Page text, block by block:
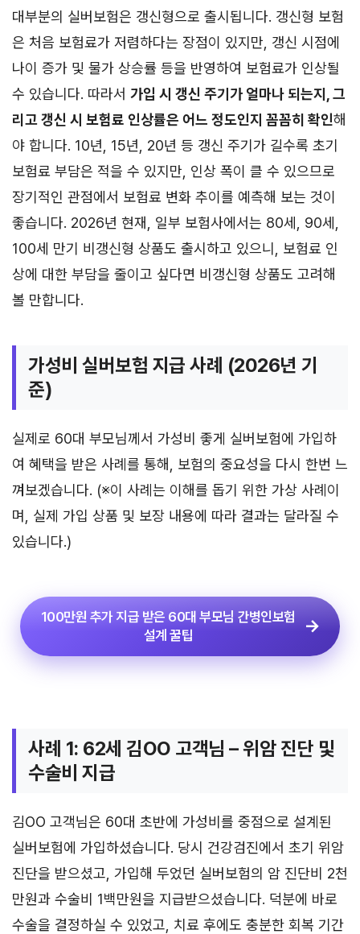
대부분의 실버보험은 갱신형으로 출시됩니다. 갱신형 보험
은 처음 보험료가 저렴하다는 장점이 있지만, 갱신 시점에
나이 증가 및 물가 상승률 등을 반영하여 보험료가 인상될
수 있습니다. 따라서 가입 시 갱신 주기가 얼마나 되는지, 그
리고 갱신 시 보험료 인상률은 어느 정도인지 꼼꼼히 확인해
야 합니다. 10년, 15년, 20년 등 갱신 주기가 길수록 초기
보험료 부담은 적을 수 있지만, 인상 폭이 클 수 있으므로
장기적인 관점에서 보험료 변화 추이를 예측해 보는 것이
좋습니다. 2026년 현재, 일부 보험사에서는 80세, 90세,
100세 만기 비갱신형 상품도 출시하고 있으니, 보험료 인
상에 대한 부담을 줄이고 싶다면 비갱신형 상품도 고려해
볼 만합니다.
가성비 실버보험 지급 사례 (2026년 기
준)
실제로 60대 부모님께서 가성비 좋게 실버보험에 가입하
여 혜택을 받은 사례를 통해, 보험의 중요성을 다시 한번 느
껴보겠습니다. (※이 사례는 이해를 돕기 위한 가상 사례이
며, 실제 가입 상품 및 보장 내용에 따라 결과는 달라질 수
있습니다.)
100만원 추가 지급 받은 60대 부모님 간병인보험
설계 꿀팁
사례 1: 62세 김OO 고객님 – 위암 진단 및
수술비 지급
김OO 고객님은 60대 초반에 가성비를 중점으로 설계된
실버보험에 가입하셨습니다. 당시 건강검진에서 초기 위암
진단을 받으셨고, 가입해 두었던 실버보험의 암 진단비 2천
만원과 수술비 1백만원을 지급받으셨습니다. 덕분에 바로
수술을 결정하실 수 있었고, 치료 후에도 충분한 회복 기간